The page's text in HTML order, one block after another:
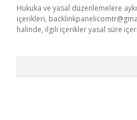
Hukuka ve yasal düzenlemelere
içerikleri,
halinde, ilgili içerikler yasal süre